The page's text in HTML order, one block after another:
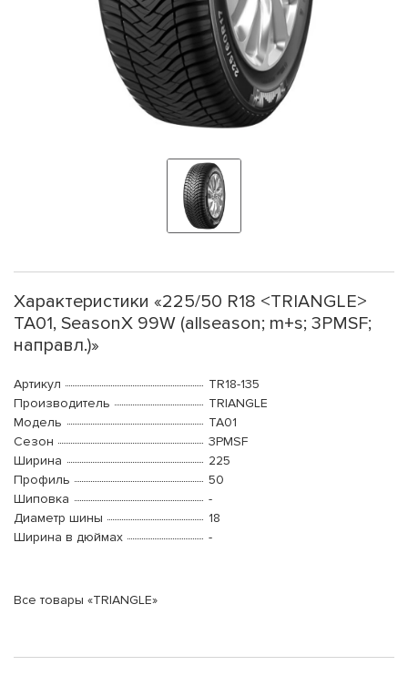
Характеристики «225/50 R18 <TRIANGLE>
TA01, SeasonX 99W (allseason; m+s; 3PMSF;
направл.)»
Артикул
TR18-135
Производитель
TRIANGLE
Модель
TA01
Сезон
3PMSF
Ширина
225
Профиль
50
Шиповка
-
Диаметр шины
18
Ширина в дюймах
-
Все товары «TRIANGLE»